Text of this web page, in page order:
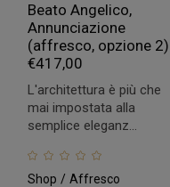
Beato Angelico,
Annunciazione
(affresco, opzione 2)
€417,00
L'architettura è più che
mai impostata alla
semplice eleganz...
Shop Affresco